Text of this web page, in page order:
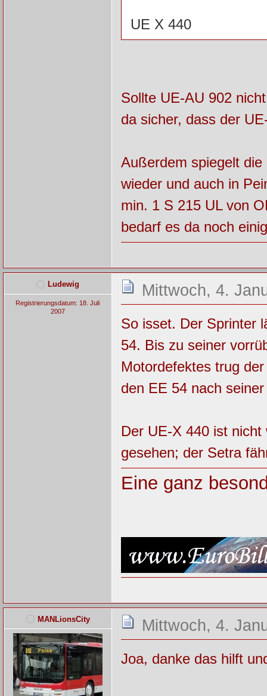
UE X 440
Sollte UE-AU 902
da sicher, dass der
Außerdem spiegelt
wieder und auch in
min. 1 S 215 UL von
bedarf es da noch
Ludewig
Registrierungsdatum: 18. Juli
2007
Mittwoch, 4.
So isset. Der Sprinter
54. Bis zu seiner
Motordefektes trug
den EE 54 nach
Der UE-X 440 ist
gesehen; der Setra
Eine ganz
MANLionsCity Mittwoch, 4.
Joa, danke das hilft